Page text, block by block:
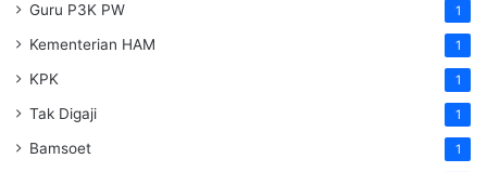
Guru P3K PW 1
Kementerian HAM 1
KPK 1
Tak Digaji 1
Bamsoet 1